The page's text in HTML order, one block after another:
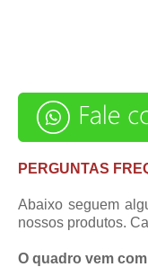
PERGUNTAS
Abaixo seguem
nossos produtos.
O quadro vem